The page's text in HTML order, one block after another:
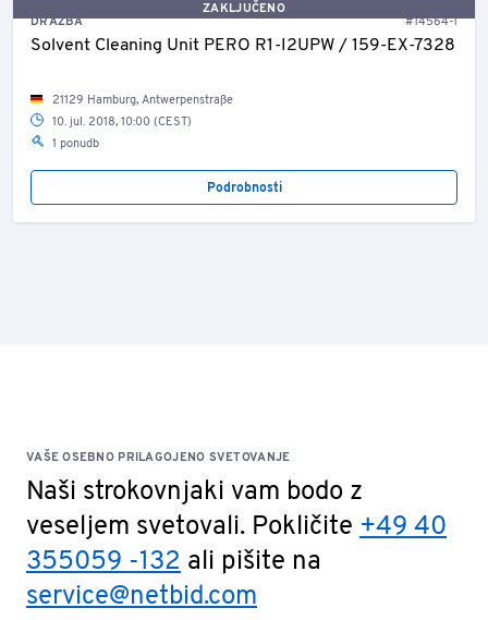
ZAKLJUČENO
DRAŽBA
#14564-1
Solvent Cleaning Unit PERO R1-I2UPW / 159-EX-7328
21129 Hamburg, Antwerpenstraße
10. jul. 2018, 10:00 (CEST)
1 ponudb
Podrobnosti
VAŠE OSEBNO PRILAGOJENO SVETOVANJE
Naši strokovnjaki vam bodo z
veseljem svetovali. Pokličite +49 40
355059 -132 ali pišite na
service@netbid.com